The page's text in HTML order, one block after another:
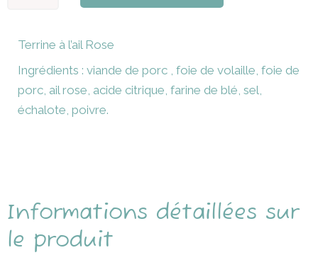
l'ail
Rose-
180g
Terrine à l’ail Rose
Ingrédients : viande de porc , foie de volaille, foie de
porc, ail rose, acide citrique, farine de blé, sel,
échalote, poivre.
Informations détaillées sur
le produit